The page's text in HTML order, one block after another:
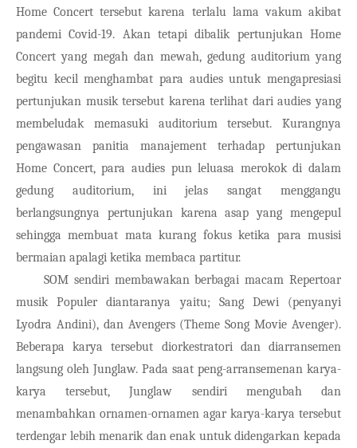
Home Concert tersebut karena terlalu lama vakum akibat
pandemi Covid-19. Akan tetapi dibalik pertunjukan Home
Concert yang megah dan mewah, gedung auditorium yang
begitu kecil menghambat para audies untuk mengapresiasi
pertunjukan musik tersebut karena terlihat dari audies yang
membeludak memasuki auditorium tersebut. Kurangnya
pengawasan panitia manajement terhadap pertunjukan
Home Concert, para audies pun leluasa merokok di dalam
gedung auditorium, ini jelas sangat menggangu
berlangsungnya pertunjukan karena asap yang mengepul
sehingga membuat mata kurang fokus ketika para musisi
bermaian apalagi ketika membaca partitur.
SOM sendiri membawakan berbagai macam Repertoar
musik Populer diantaranya yaitu; Sang Dewi (penyanyi
Lyodra Andini), dan Avengers (Theme Song Movie Avenger).
Beberapa karya tersebut diorkestratori dan diarransemen
langsung oleh Junglaw. Pada saat peng-arransemenan karya-
karya tersebut, Junglaw sendiri mengubah dan
menambahkan ornamen-ornamen agar karya-karya tersebut
terdengar lebih menarik dan enak untuk didengarkan kepada